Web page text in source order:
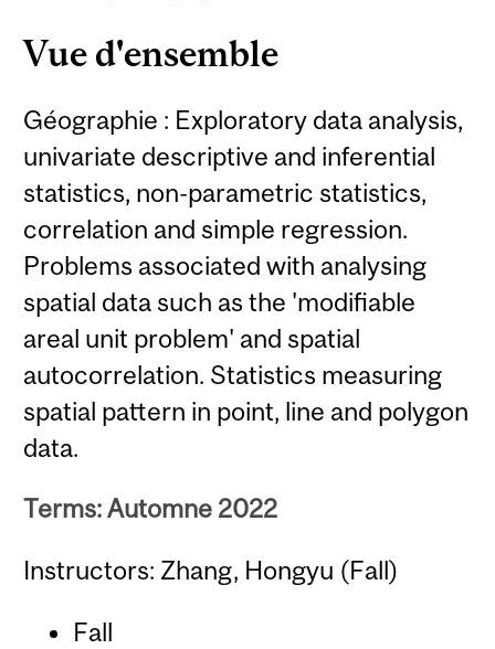
Vue d'ensemble
Géographie : Exploratory data analysis,
univariate descriptive and inferential
statistics, non-parametric statistics,
correlation and simple regression.
Problems associated with analysing
spatial data such as the 'modifiable
areal unit problem' and spatial
autocorrelation. Statistics measuring
spatial pattern in point, line and polygon
data.
Terms: Automne 2022
Instructors: Zhang, Hongyu (Fall)
Fall